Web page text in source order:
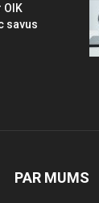
OIK
savus
PAR MUMS